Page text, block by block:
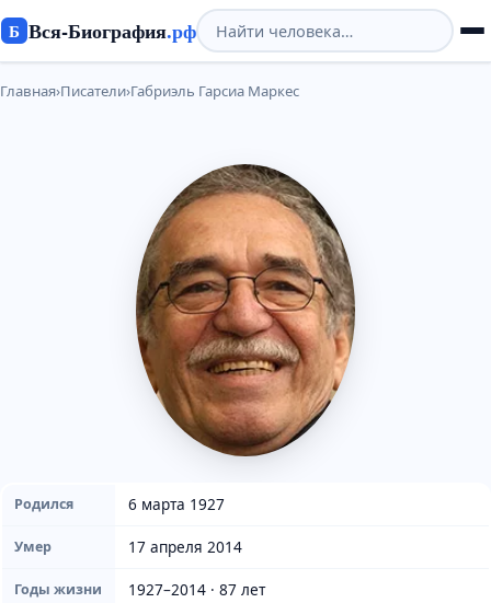
Б Вся-Биография.рф
Главная›Писатели›Габриэль Гарсиа Маркес
Родился 6 марта 1927
Умер 17 апреля 2014
Годы жизни 1927–2014 · 87 лет